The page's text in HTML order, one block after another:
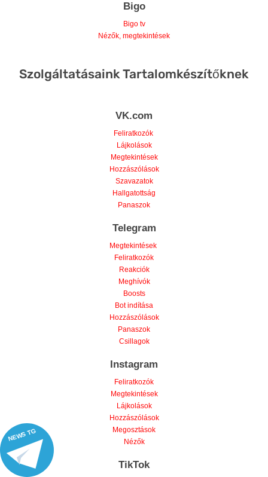
NEWS TG
Bigo
Bigo tv
Nézők, megtekintések
Szolgáltatásaink Tartalomkészítőknek
VK.com
Feliratkozók
Lájkolások
Megtekintések
Hozzászólások
Szavazatok
Hallgatottság
Panaszok
Telegram
Megtekintések
Feliratkozók
Reakciók
Meghívók
Boosts
Bot indítása
Hozzászólások
Panaszok
Csillagok
Instagram
Feliratkozók
Megtekintések
Lájkolások
Hozzászólások
Megosztások
Nézők
TikTok